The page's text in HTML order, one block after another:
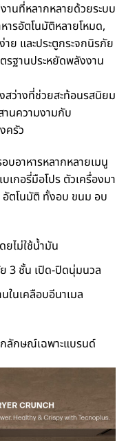
านที่หลากหลายด้วยระบบ
ารอัตโนมัติหลายโหมด,
าย และประตูกระจกนิรภัย
ฐานประหยัดพลังงาน
สว่างที่ช่วยสะท้อนรสนิยม
านความงามกับ
ครัว
บอาหารหลากหลายเมนู
เกอรี่มือโปร ตัวเครื่องมา
อัตโนมัติ ทั้งอบ ขนม อบ
ยไม่ใช้น้ำมัน
3 ชั้น เปิด-ปิดนุ่มนวล
ในเคลือบอีนาเมล
กลักษณ์เฉพาะแบรนด์